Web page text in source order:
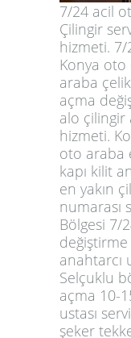
7/24 acil
Çilingir
hizmeti. 7/
Konya oto
araba
açma
alo çilingir
hizmeti.
oto araba
kapı kilit
en yakın
numarası
Bölgesi 7/
anahtarcı
Selçuklu
açma 10-
ustası
şeker